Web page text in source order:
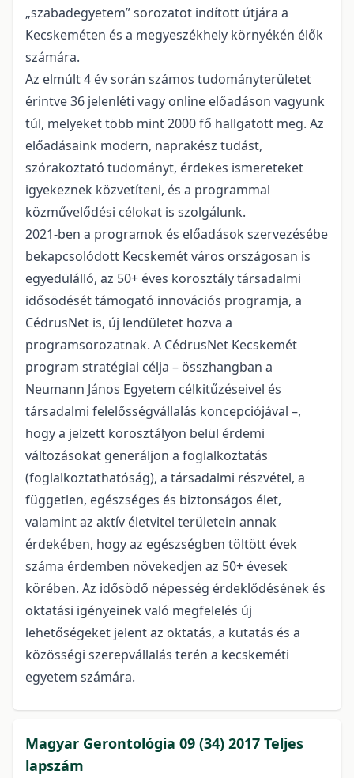
„szabadegyetem” sorozatot indított útjára a
Kecskeméten és a megyeszékhely környékén élők
számára.
Az elmúlt 4 év során számos tudományterületet
érintve 36 jelenléti vagy online előadáson vagyunk
túl, melyeket több mint 2000 fő hallgatott meg. Az
előadásaink modern, naprakész tudást,
szórakoztató tudományt, érdekes ismereteket
igyekeznek közvetíteni, és a programmal
közművelődési célokat is szolgálunk.
2021-ben a programok és előadások szervezésébe
bekapcsolódott Kecskemét város országosan is
egyedülálló, az 50+ éves korosztály társadalmi
idősödését támogató innovációs programja, a
CédrusNet is, új lendületet hozva a
programsorozatnak. A CédrusNet Kecskemét
program stratégiai célja – összhangban a
Neumann János Egyetem célkitűzéseivel és
társadalmi felelősségvállalás koncepciójával –,
hogy a jelzett korosztályon belül érdemi
változásokat generáljon a foglalkoztatás
(foglalkoztathatóság), a társadalmi részvétel, a
független, egészséges és biztonságos élet,
valamint az aktív életvitel területein annak
érdekében, hogy az egészségben töltött évek
száma érdemben növekedjen az 50+ évesek
körében. Az idősödő népesség érdeklődésének és
oktatási igényeinek való megfelelés új
lehetőségeket jelent az oktatás, a kutatás és a
közösségi szerepvállalás terén a kecskeméti
egyetem számára.
Magyar Gerontológia 09 (34) 2017 Teljes
lapszám